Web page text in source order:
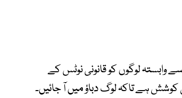
وابستہ لوگوں کو قانونی نوٹس کے
ہے تاکہ لوگ دباؤ میں آ جائیں۔